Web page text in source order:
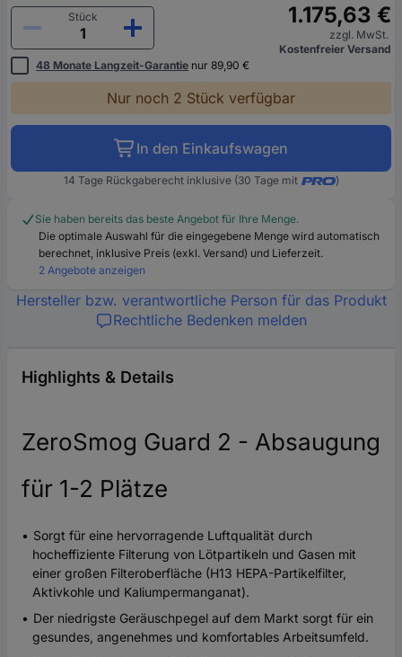
Stück
1.175,63 €
zzgl. MwSt.
Kostenfreier Versand
48 Monate Langzeit-Garantie nur 89,90 €
Nur noch 2 Stück verfügbar
In den Einkaufswagen
14 Tage Rückgaberecht inklusive (30 Tage mit )
Sie haben bereits das beste Angebot für Ihre Menge.
Die optimale Auswahl für die eingegebene Menge wird automatisch
berechnet, inklusive Preis (exkl. Versand) und Lieferzeit.
2 Angebote anzeigen
Hersteller bzw. verantwortliche Person für das Produkt
Rechtliche Bedenken melden
Highlights & Details
ZeroSmog Guard 2 - Absaugung
für 1-2 Plätze
Sorgt für eine hervorragende Luftqualität durch
hocheffiziente Filterung von Lötpartikeln und Gasen mit
einer großen Filteroberfläche (H13 HEPA-Partikelfilter,
Aktivkohle und Kaliumpermanganat).
Der niedrigste Geräuschpegel auf dem Markt sorgt für ein
gesundes, angenehmes und komfortables Arbeitsumfeld.